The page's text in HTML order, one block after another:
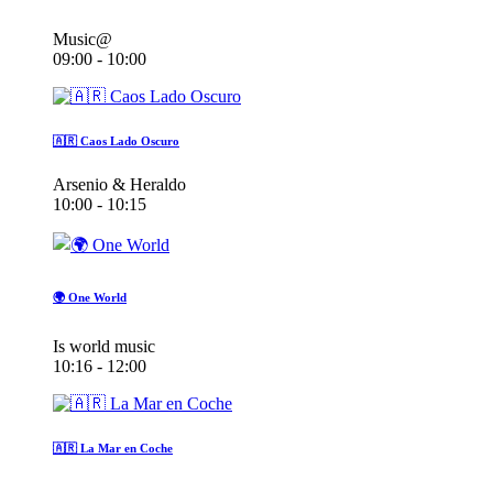
Music@
09:00 - 10:00
🇦🇷 Caos Lado Oscuro
Arsenio & Heraldo
10:00 - 10:15
🌍 One World
Is world music
10:16 - 12:00
🇦🇷 La Mar en Coche